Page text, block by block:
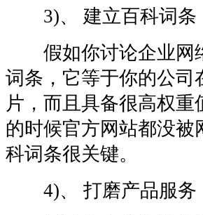
3)、 建立百科词条
假如你讨论企业网
词条，它等于你的公司
片，而且具备很高权
的时候官方网站都没
科词条很关键。
4)、 打磨产品服务